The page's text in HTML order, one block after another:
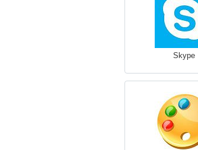
Skype